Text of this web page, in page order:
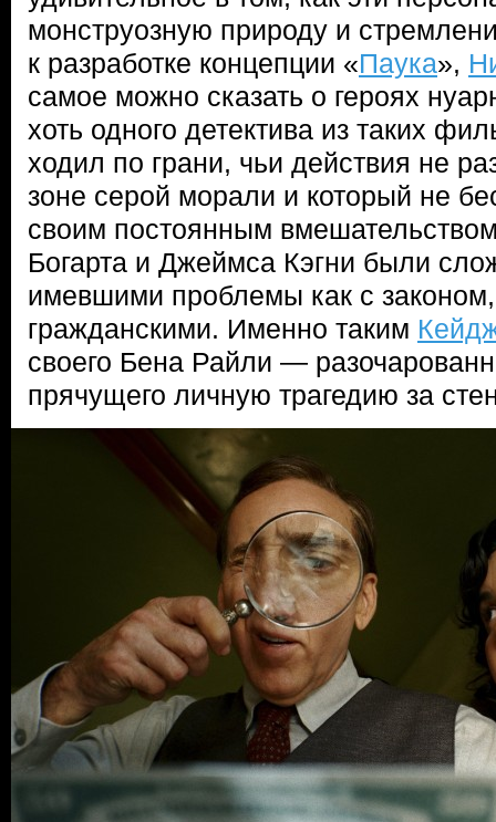
монструозную природу и
к разработке концепции «Паука»,
самое можно сказать о героях
хоть одного детектива из таких
ходил по грани, чьи действия не
зоне серой морали и который не
своим постоянным
Богарта и Джеймса Кэгни были
имевшими проблемы как с законом,
гражданскими. Именно таким
своего Бена Райли —
прячущего личную трагедию за